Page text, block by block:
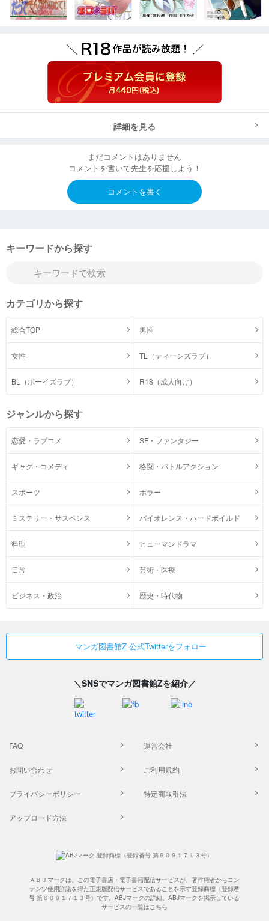
詳細を見る
まだコメントはありません
コメントを書いて先生を応援しよう！
コメントを書く
キーワードから探す
カテゴリから探す
総合TOP 男性
女性 TL（ティーンズラブ）
BL（ボーイズラブ） R18（成人向け）
ジャンルから探す
恋愛・ラブコメ SF・ファンタジー
ギャグ・コメディ 格闘・バトルアクション
スポーツ ホラー
ミステリー・サスペンス バイオレンス・ハードボイルド
料理 ヒューマンドラマ
日常 芸術・医療
ビジネス・政治 歴史・時代物
マンガ図書館Z 公式Twitterをフォロー
＼SNSでマンガ図書館Zを紹介／
FAQ 運営会社
お問い合わせ ご利用規約
プライバシーポリシー 特定商取引法
アップロード方法
ＡＢＪマークは、この電子書店・電子書籍配信サービスが、著作権者からコン
テンツ使用許諾を得た正規版配信サービスであることを示す登録商標（登録番
号 第６０９１７１３号）です。ABJマークの詳細、ABJマークを掲示している
サービスの一覧はこちら